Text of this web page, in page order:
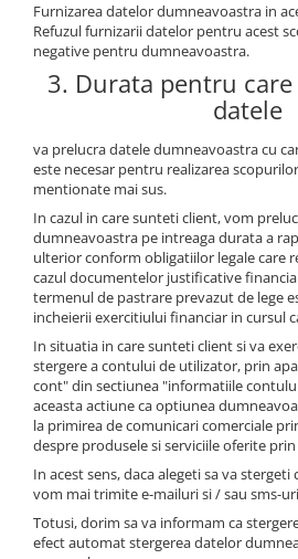
Furnizarea datelor dumneavoastra in
Refuzul furnizarii datelor pentru acest
negative pentru dumneavoastra.
3. Durata pentru
datele
va prelucra datele dumneavoastra cu
este necesar pentru realizarea
mentionate mai sus.
In cazul in care sunteti client, vom
dumneavoastra pe intreaga durata a
ulterior conform obligatiilor legale care
cazul documentelor justificative
termenul de pastrare prevazut de lege
incheierii exercitiului financiar in cursul
In situatia in care sunteti client si va
stergere a contului de utilizator, prin
cont" din sectiunea "informatiile
aceasta actiune ca optiunea
la primirea de comunicari comerciale
despre produsele si serviciile oferite
In acest sens, daca alegeti sa va
vom mai trimite e-mailuri si / sau sms-
Totusi, dorim sa va informam ca
efect automat stergerea datelor